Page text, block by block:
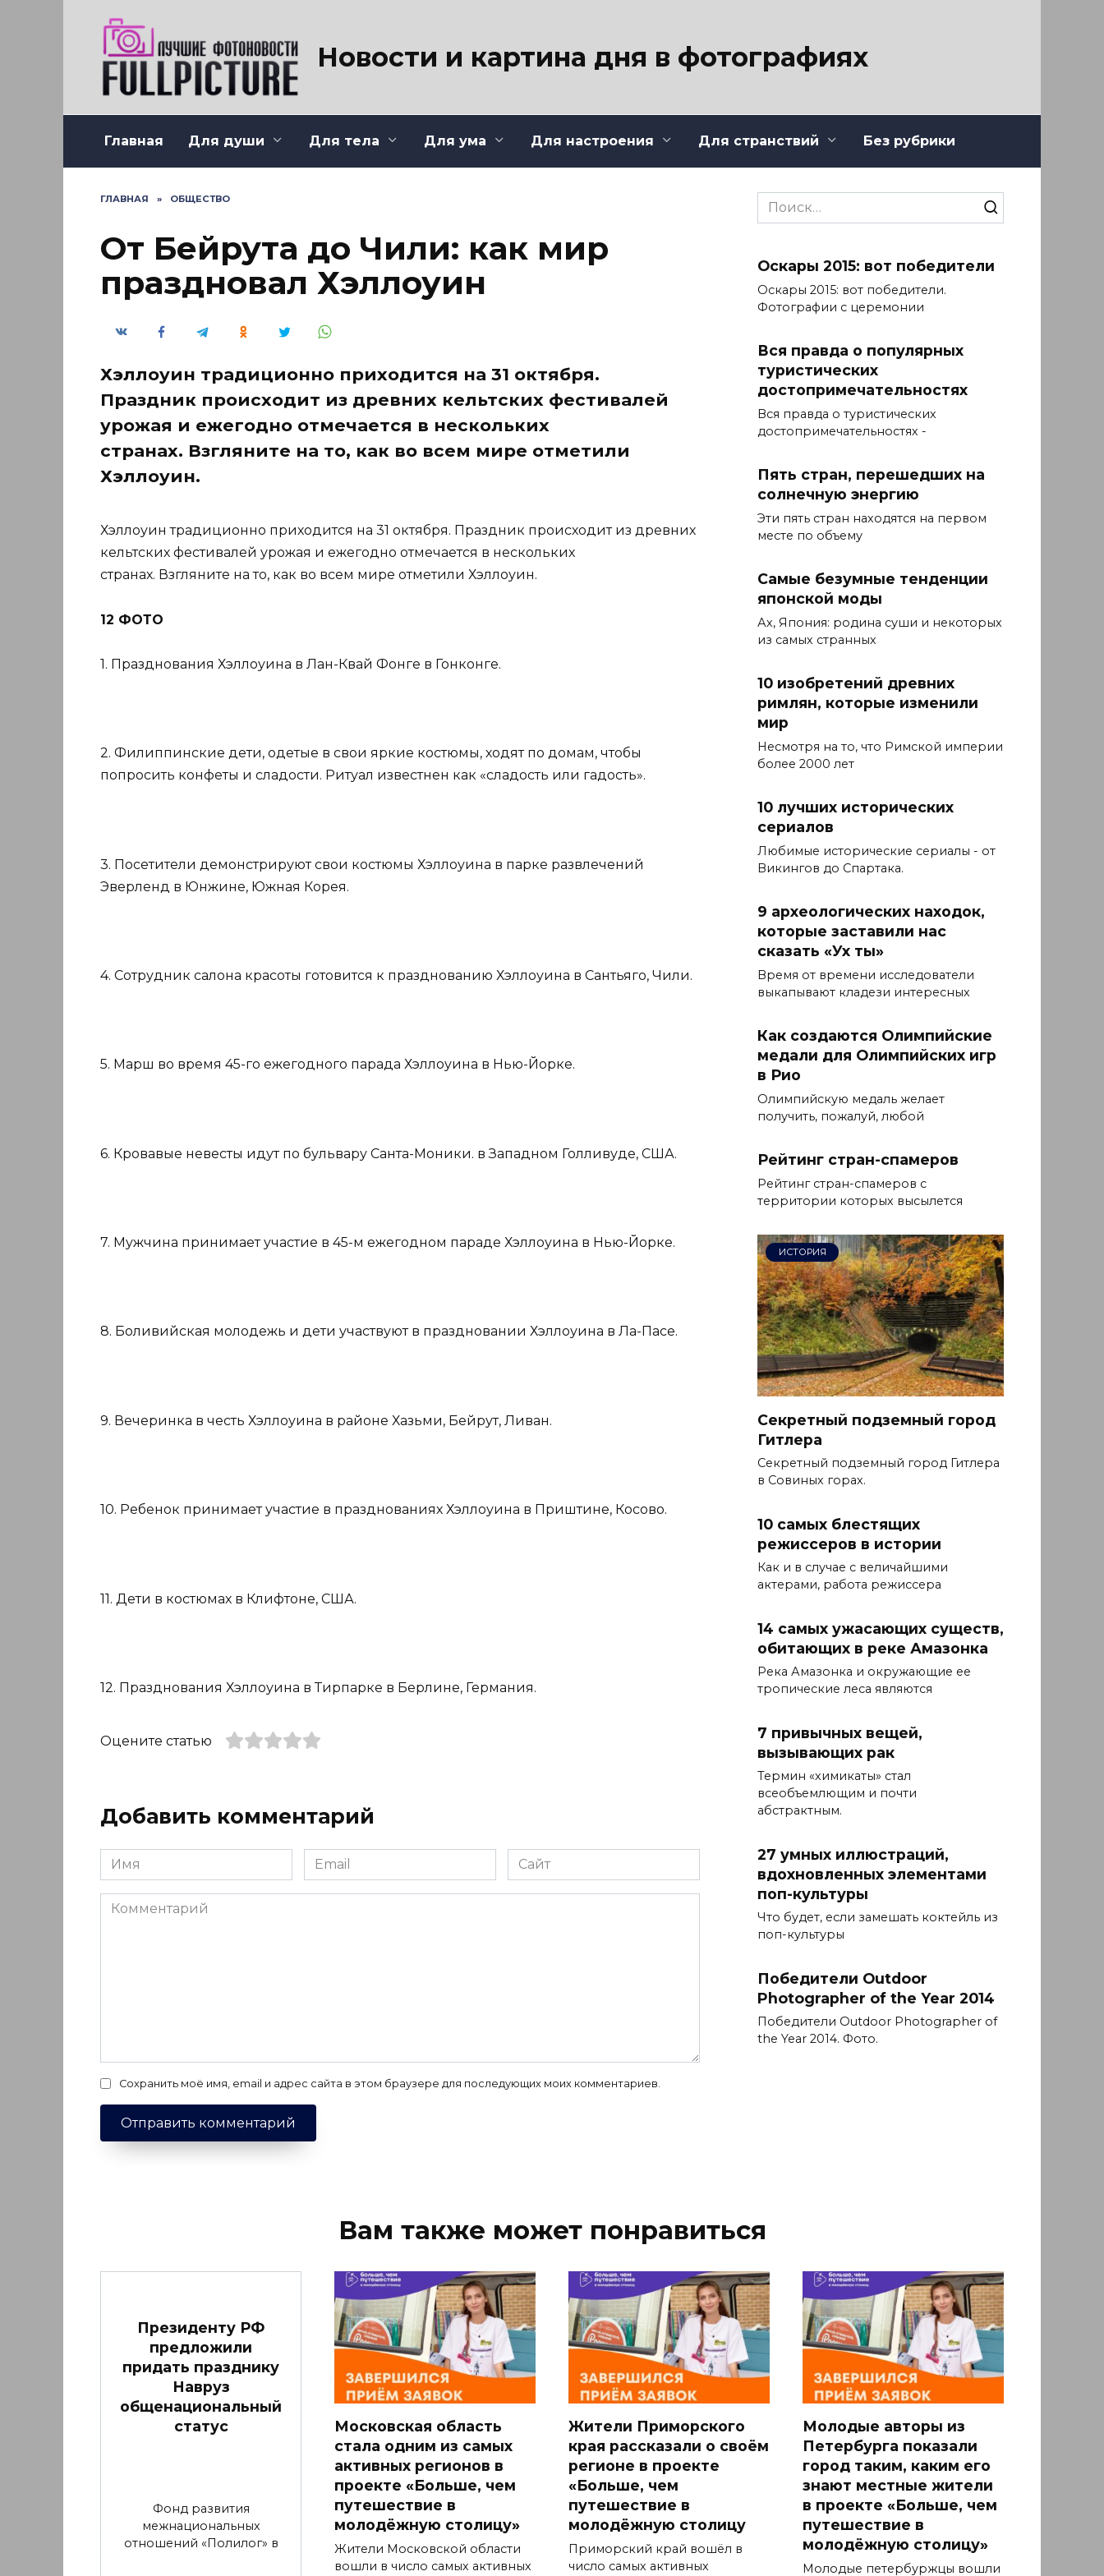
Новости и картина дня в фотографиях
Главная Для души Для тела Для ума Для настроения Для странствий Без рубрики
ГЛАВНАЯ » ОБЩЕСТВО
От Бейрута до Чили: как мир
праздновал Хэллоуин
Хэллоуин традиционно приходится на 31 октября.
Праздник происходит из древних кельтских фестивалей
урожая и ежегодно отмечается в нескольких
странах. Взгляните на то, как во всем мире отметили
Хэллоуин.
Хэллоуин традиционно приходится на 31 октября. Праздник происходит из древних
кельтских фестивалей урожая и ежегодно отмечается в нескольких
странах. Взгляните на то, как во всем мире отметили Хэллоуин.
12 ФОТО
1. Празднования Хэллоуина в Лан-Квай Фонге в Гонконге.
2. Филиппинские дети, одетые в свои яркие костюмы, ходят по домам, чтобы
попросить конфеты и сладости. Ритуал известнен как «сладость или гадость».
3. Посетители демонстрируют свои костюмы Хэллоуина в парке развлечений
Эверленд в Юнжине, Южная Корея.
4. Сотрудник салона красоты готовится к празднованию Хэллоуина в Сантьяго, Чили.
5. Марш во время 45-го ежегодного парада Хэллоуина в Нью-Йорке.
6. Кровавые невесты идут по бульвару Санта-Моники. в Западном Голливуде, США.
7. Мужчина принимает участие в 45-м ежегодном параде Хэллоуина в Нью-Йорке.
8. Боливийская молодежь и дети участвуют в праздновании Хэллоуина в Ла-Пасе.
9. Вечеринка в честь Хэллоуина в районе Хазьми, Бейрут, Ливан.
10. Ребенок принимает участие в празднованиях Хэллоуина в Приштине, Косово.
11. Дети в костюмах в Клифтоне, США.
12. Празднования Хэллоуина в Тирпарке в Берлине, Германия.
Оцените статью
Добавить комментарий
Имя
*
Email
*
Сайт
Комментарий
Сохранить моё имя, email и адрес сайта в этом браузере для последующих моих комментариев.
Search
for:
Оскары 2015: вот победители
Оскары 2015: вот победители.
Фотографии с церемонии
Вся правда о популярных
туристических
достопримечательностях
Вся правда о туристических
достопримечательностях -
Пять стран, перешедших на
солнечную энергию
Эти пять стран находятся на первом
месте по объему
Самые безумные тенденции
японской моды
Ах, Япония: родина суши и некоторых
из самых странных
10 изобретений древних
римлян, которые изменили
мир
Несмотря на то, что Римской империи
более 2000 лет
10 лучших исторических
сериалов
Любимые исторические сериалы - от
Викингов до Спартака.
9 археологических находок,
которые заставили нас
сказать «Ух ты»
Время от времени исследователи
выкапывают кладези интересных
Как создаются Олимпийские
медали для Олимпийских игр
в Рио
Олимпийскую медаль желает
получить, пожалуй, любой
Рейтинг стран-спамеров
Рейтинг стран-спамеров с
территории которых высылется
ИСТОРИЯ
Секретный подземный город
Гитлера
Секретный подземный город Гитлера
в Совиных горах.
10 самых блестящих
режиссеров в истории
Как и в случае с величайшими
актерами, работа режиссера
14 самых ужасающих существ,
обитающих в реке Амазонка
Река Амазонка и окружающие ее
тропические леса являются
7 привычных вещей,
вызывающих рак
Термин «химикаты» стал
всеобъемлющим и почти
абстрактным.
27 умных иллюстраций,
вдохновленных элементами
поп-культуры
Что будет, если замешать коктейль из
поп-культуры
Победители Outdoor
Photographer of the Year 2014
Победители Outdoor Photographer of
the Year 2014. Фото.
Вам также может понравиться
Президенту РФ
предложили
придать празднику
Навруз
общенациональный
статус
Фонд развития
межнациональных
отношений «Полилог» в
Московская область
стала одним из самых
активных регионов в
проекте «Больше, чем
путешествие в
молодёжную столицу»
Жители Московской области
вошли в число самых активных
Жители Приморского
края рассказали о своём
регионе в проекте
«Больше, чем
путешествие в
молодёжную столицу
Приморский край вошёл в
число самых активных
Молодые авторы из
Петербурга показали
город таким, каким его
знают местные жители
в проекте «Больше, чем
путешествие в
молодёжную столицу»
Молодые петербуржцы вошли